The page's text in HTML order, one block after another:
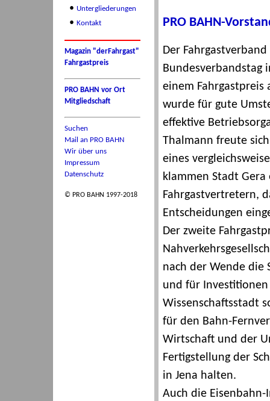
• Untergliederungen
• Kontakt
Magazin "derFahrgast"
Fahrgastpreis
PRO BAHN vor Ort
Mitgliedschaft
Suchen
Mail an PRO BAHN
Wir über uns
Impressum
Datenschutz
© PRO BAHN 1997-2018
PRO BAHN-
Der
Bundesverbandstag
einem Fahrgastpreis
wurde für gute
effektive
Thalmann freute
eines
klammen Stadt
Fahrgastvertretern,
Entscheidungen
Der zweite
nach der Wende die
und für
Wissenschaftsstadt
für den Bahn-
Wirtschaft und der
Fertigstellung der
in Jena halten.
Auch die